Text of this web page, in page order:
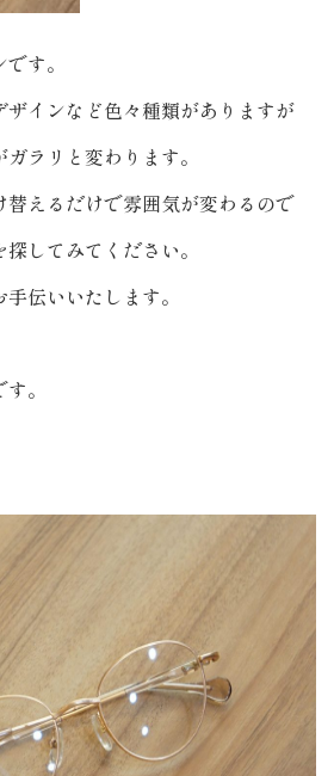
す。
インなど色々種類がありますが
ラリと変わります。
えるだけで雰囲気が変わるので
してみてください。
伝いいたします。
。